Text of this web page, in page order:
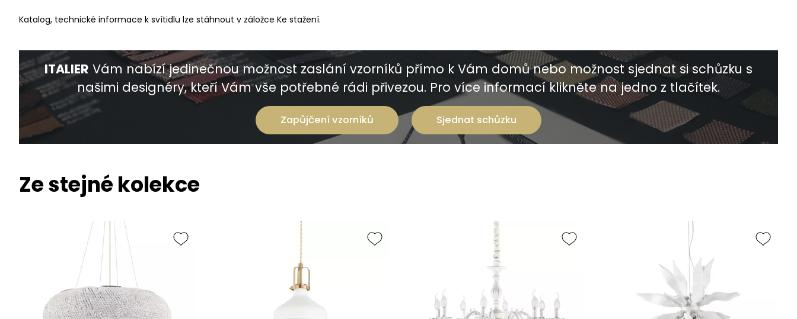
Katalog, technické informace k svítidlu lze stáhnout v záložce Ke stažení.
ITALIER Vám nabízí jedinečnou možnost zaslání vzorníků přímo k Vám domů nebo možnost sjednat si schůzku s
našimi designéry, kteří Vám vše potřebné rádi přivezou. Pro více informací klikněte na jedno z tlačítek.
Zapůjčení vzorníků Sjednat schůzku
Ze stejné kolekce